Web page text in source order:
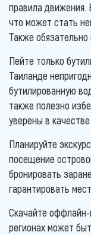
правила движения.
что может стать
Также
Пейте только
Таиланде
бутилированную
также полезно
уверены в
Планируйте
посещение
бронировать
гарантировать
Скачайте
регионах может